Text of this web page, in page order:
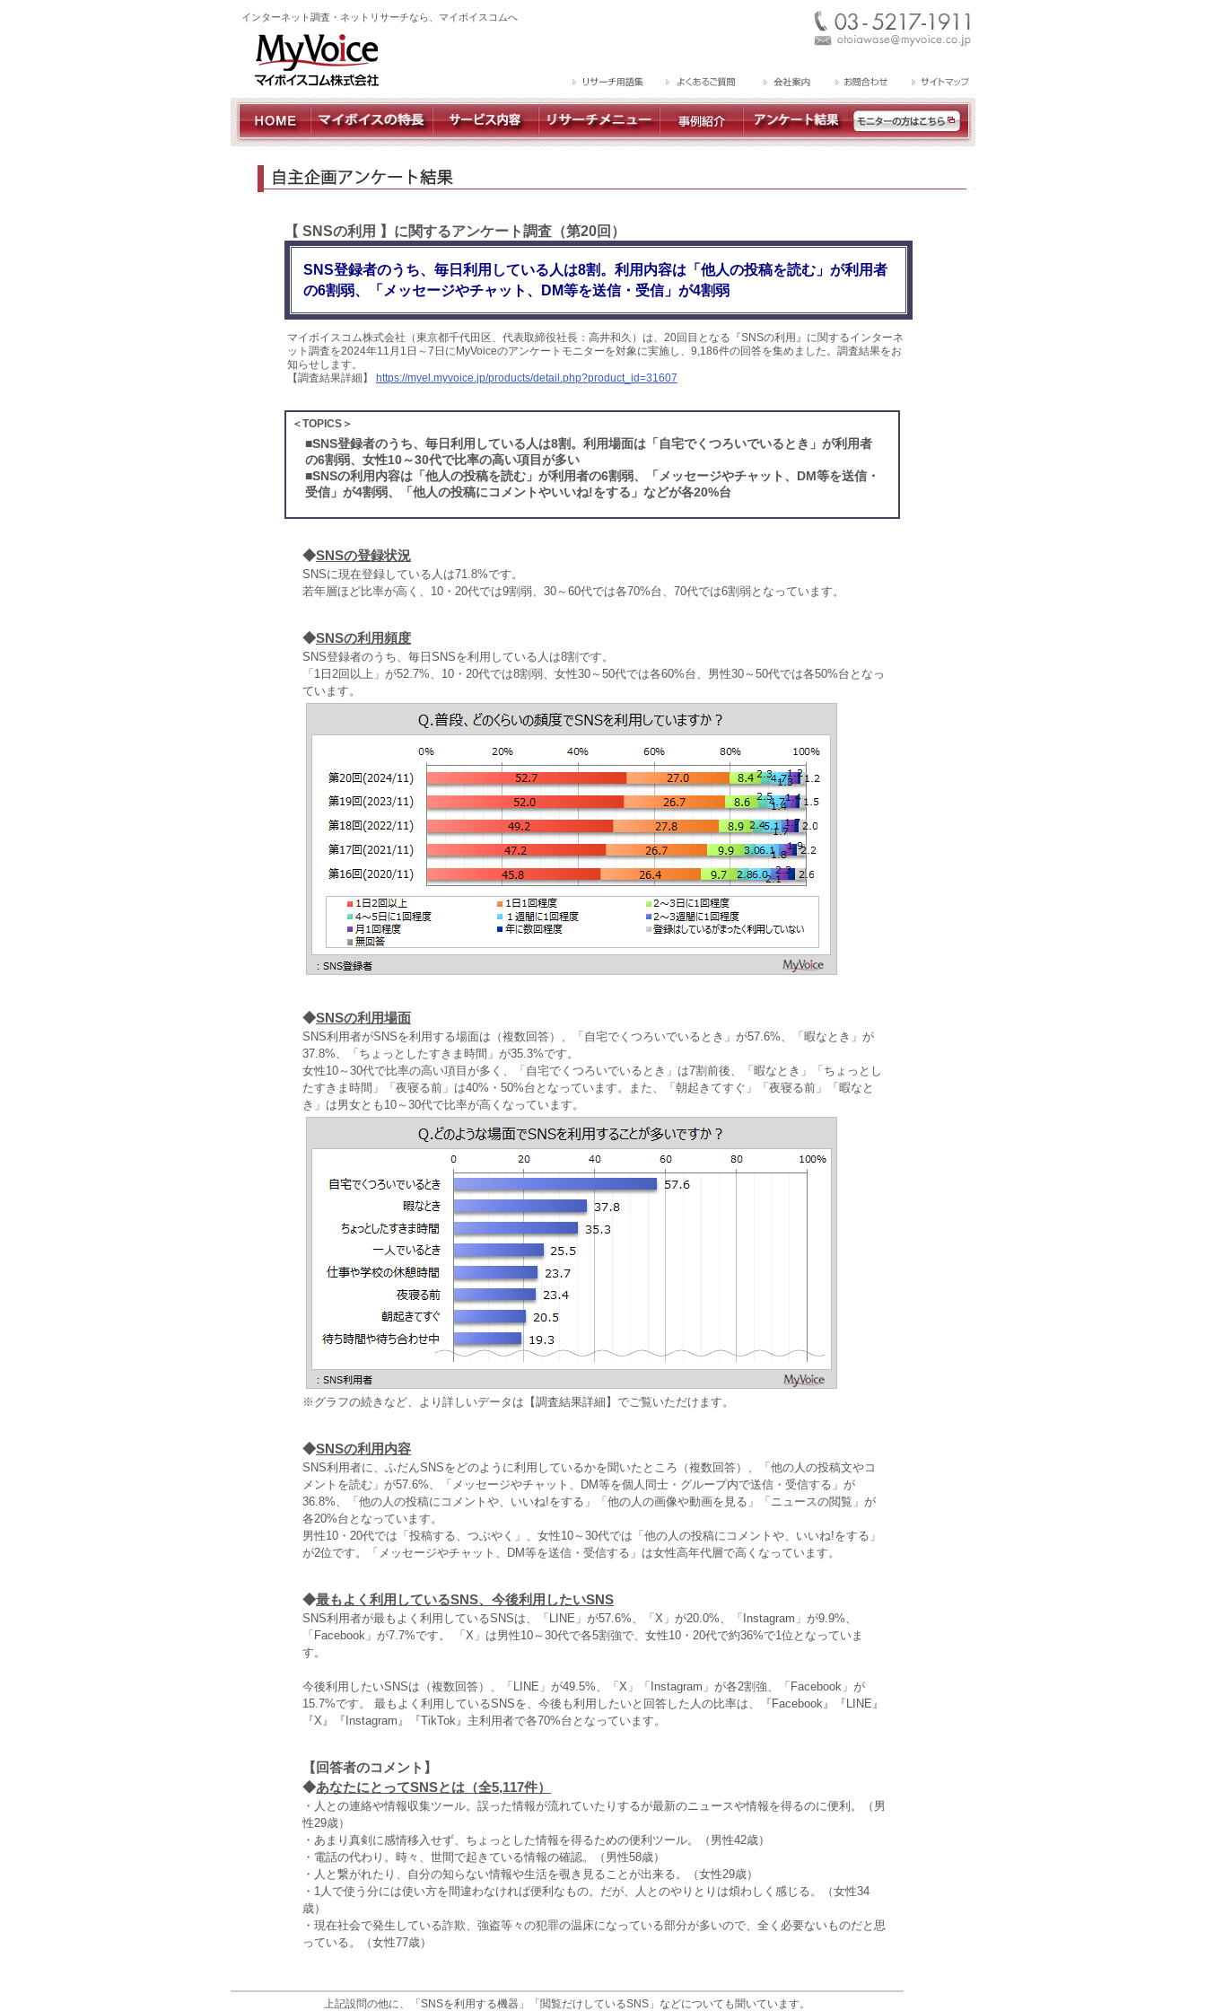
インターネット調査・ネットリサーチなら、マイボイスコムへ
【 SNSの利用 】に関するアンケート調査（第20回）
SNS登録者のうち、毎日利用している人は8割。利用内容は「他人の投稿を読む」が利用者
の6割弱、「メッセージやチャット、DM等を送信・受信」が4割弱
マイボイスコム株式会社（東京都千代田区、代表取締役社長：高井和久）は、20回目となる『SNSの利用』に関するインターネ
ット調査を2024年11月1日～7日にMyVoiceのアンケートモニターを対象に実施し、9,186件の回答を集めました。調査結果をお
知らせします。
【調査結果詳細】
https://myel.myvoice.jp/products/detail.php?product_id=31607
＜TOPICS＞
■SNS登録者のうち、毎日利用している人は8割。利用場面は「自宅でくつろいでいるとき」が利用者
の6割弱、女性10～30代で比率の高い項目が多い
■SNSの利用内容は「他人の投稿を読む」が利用者の6割弱、「メッセージやチャット、DM等を送信・
受信」が4割弱、「他人の投稿にコメントやいいね!をする」などが各20%台
◆SNSの登録状況
SNSに現在登録している人は71.8%です。
若年層ほど比率が高く、10・20代では9割弱、30～60代では各70%台、70代では6割弱となっています。
◆SNSの利用頻度
SNS登録者のうち、毎日SNSを利用している人は8割です。
「1日2回以上」が52.7%、10・20代では8割弱、女性30～50代では各60%台、男性30～50代では各50%台となっ
ています。
◆SNSの利用場面
SNS利用者がSNSを利用する場面は（複数回答）、「自宅でくつろいでいるとき」が57.6%、「暇なとき」が
37.8%、「ちょっとしたすきま時間」が35.3%です。
女性10～30代で比率の高い項目が多く、「自宅でくつろいでいるとき」は7割前後、「暇なとき」「ちょっとし
たすきま時間」「夜寝る前」は40%・50%台となっています。また、「朝起きてすぐ」「夜寝る前」「暇なと
き」は男女とも10～30代で比率が高くなっています。
※グラフの続きなど、より詳しいデータは【調査結果詳細】でご覧いただけます。
◆SNSの利用内容
SNS利用者に、ふだんSNSをどのように利用しているかを聞いたところ（複数回答）、「他の人の投稿文やコ
メントを読む」が57.6%、「メッセージやチャット、DM等を個人同士・グループ内で送信・受信する」が
36.8%、「他の人の投稿にコメントや、いいね!をする」「他の人の画像や動画を見る」「ニュースの閲覧」が
各20%台となっています。
男性10・20代では「投稿する、つぶやく」、女性10～30代では「他の人の投稿にコメントや、いいね!をする」
が2位です。「メッセージやチャット、DM等を送信・受信する」は女性高年代層で高くなっています。
◆最もよく利用しているSNS、今後利用したいSNS
SNS利用者が最もよく利用しているSNSは、「LINE」が57.6%、「X」が20.0%、「Instagram」が9.9%、
「Facebook」が7.7%です。 「X」は男性10～30代で各5割強で、女性10・20代で約36%で1位となっていま
す。
今後利用したいSNSは（複数回答）、「LINE」が49.5%、「X」「Instagram」が各2割強、「Facebook」が
15.7%です。 最もよく利用しているSNSを、今後も利用したいと回答した人の比率は、『Facebook』『LINE』
『X』『Instagram』『TikTok』主利用者で各70%台となっています。
【回答者のコメント】
◆あなたにとってSNSとは（全5,117件）
・人との連絡や情報収集ツール。誤った情報が流れていたりするが最新のニュースや情報を得るのに便利。（男
性29歳）
・あまり真剣に感情移入せず、ちょっとした情報を得るための便利ツール。（男性42歳）
・電話の代わり。時々、世間で起きている情報の確認。（男性58歳）
・人と繋がれたり、自分の知らない情報や生活を覗き見ることが出来る。（女性29歳）
・1人で使う分には使い方を間違わなければ便利なもの。だが、人とのやりとりは煩わしく感じる。（女性34
歳）
・現在社会で発生している詐欺、強盗等々の犯罪の温床になっている部分が多いので、全く必要ないものだと思
っている。（女性77歳）
上記設問の他に、「SNSを利用する機器」「閲覧だけしているSNS」などについても聞いています。